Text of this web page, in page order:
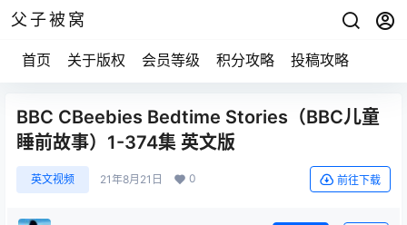
父子被窝
首页 关于版权 会员等级 积分攻略 投稿攻略
BBC CBeebies Bedtime Stories（BBC儿童
睡前故事）1-374集 英文版
英文视频 21年8月21日 0 前往下载